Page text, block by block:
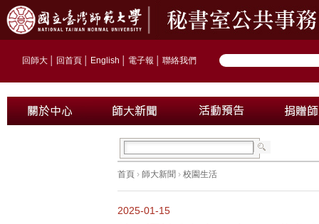
回師大 回首頁 English 電子報 聯絡我們
首頁 › 師大新聞 › 校園生活
2025-01-15